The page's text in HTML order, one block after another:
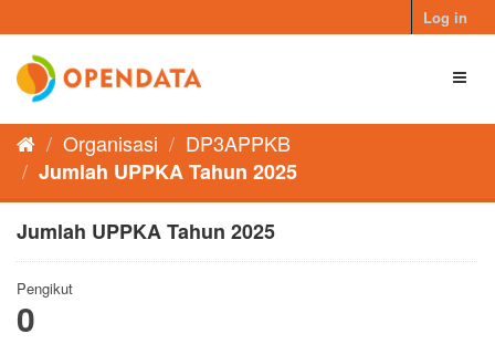
to
content
Log in
Organisasi
DP3APPKB
Jumlah UPPKA Tahun 2025
Jumlah UPPKA Tahun 2025
Pengikut
0